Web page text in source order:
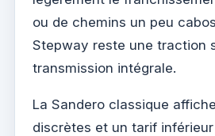
ou de chemins un peu
Stepway reste une traction
transmission intégrale.
La Sandero classique
discrètes et un tarif inférieur